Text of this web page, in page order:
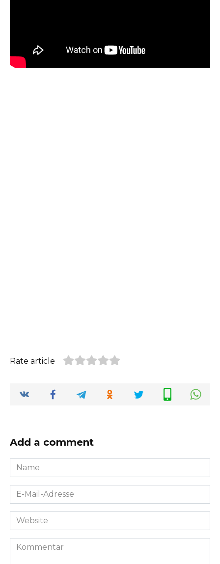
Rate article
Add a comment
Name
*
E-
Mail-
Adresse
Website
Kommentar